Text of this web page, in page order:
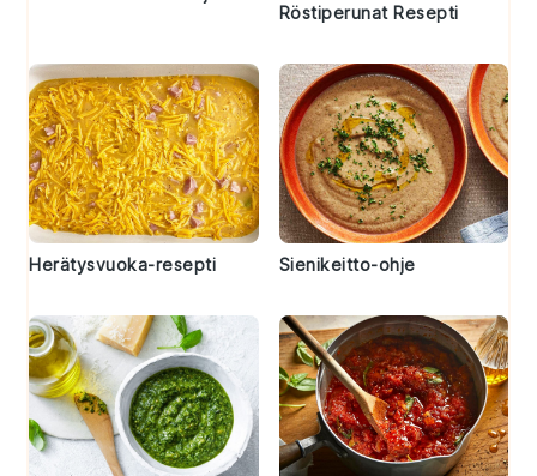
Röstiperunat Resepti
Herätysvuoka-resepti Sienikeitto-ohje